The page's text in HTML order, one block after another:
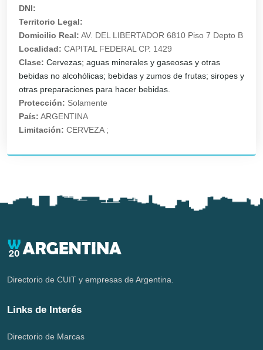
DNI:
Territorio Legal:
Domicilio Real: AV. DEL LIBERTADOR 6810 Piso 7 Depto B
Localidad: CAPITAL FEDERAL CP. 1429
Clase: Cervezas; aguas minerales y gaseosas y otras
bebidas no alcohólicas; bebidas y zumos de frutas; siropes y
otras preparaciones para hacer bebidas.
Protección: Solamente
País: ARGENTINA
Limitación: CERVEZA ;
Directorio de CUIT y empresas de Argentina.
Links de Interés
Directorio de Marcas